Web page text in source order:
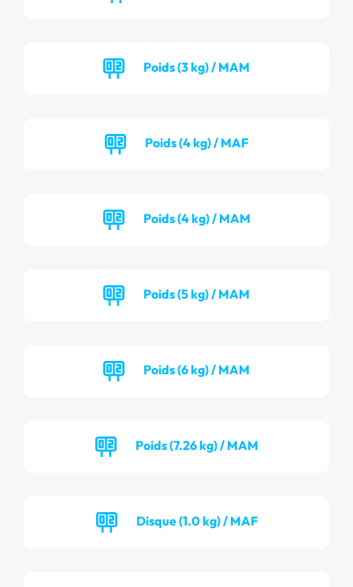
Poids (3 kg) / MAM
Poids (4 kg) / MAF
Poids (4 kg) / MAM
Poids (5 kg) / MAM
Poids (6 kg) / MAM
Poids (7.26 kg) / MAM
Disque (1.0 kg) / MAF